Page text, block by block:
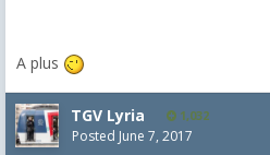
A plus
TGV Lyria 1,032
Posted June 7, 2017